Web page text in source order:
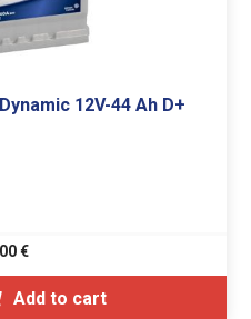
12V-44 Ah D+
€
Add to cart